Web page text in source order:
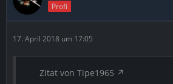
Profi
17. April 2018 um 17:05
Zitat von Tipe1965